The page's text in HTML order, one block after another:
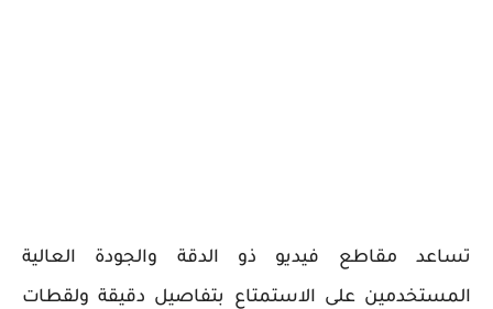
تساعد مقاطع فيديو ذو الدقة والجودة العالية
المستخدمين على الاستمتاع بتفاصيل دقيقة ولقطات